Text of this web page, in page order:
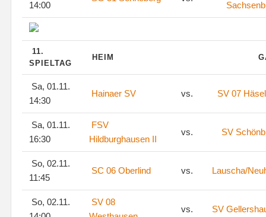
14:00
11.
SPIELTAG
HEIM
Sa, 01.11.
14:30
Hainaer SV vs. SV 07
Sa, 01.11.
16:30
FSV
Hildburghausen II
vs. SV
So, 02.11.
11:45
SC 06 Oberlind vs. Lauscha/
So, 02.11.
SV 08
vs. SV